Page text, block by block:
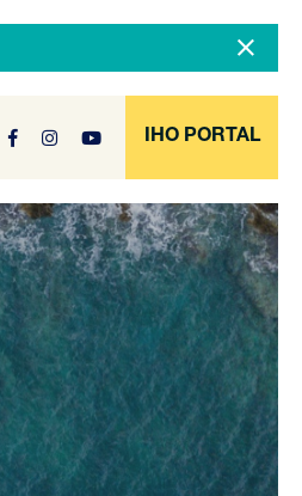
IHO PORTAL
DOCUMENT
ARCHIVE